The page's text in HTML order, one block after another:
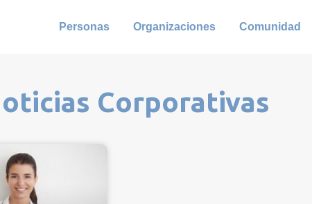
Personas Organizaciones Comunidad
Corporativas